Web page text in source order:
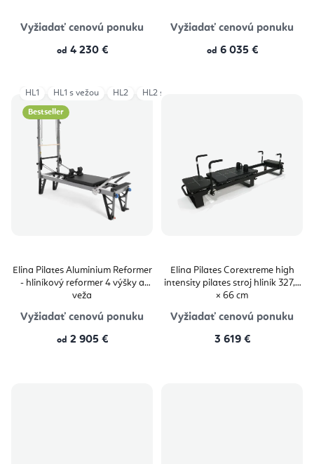
Vyžiadať cenovú ponuku
od 4 230 €
Vyžiadať cenovú ponuku
od 6 035 €
Bestseller
Elina Pilates Aluminium Reformer
- hliníkový reformer 4 výšky a
veža
Vyžiadať cenovú ponuku
od 2 905 €
HL1 HL1 s vežou HL2 HL2 s vežou
Elina Pilates Corextreme high
intensity pilates stroj hliník 327,7
× 66 cm
Vyžiadať cenovú ponuku
3 619 €